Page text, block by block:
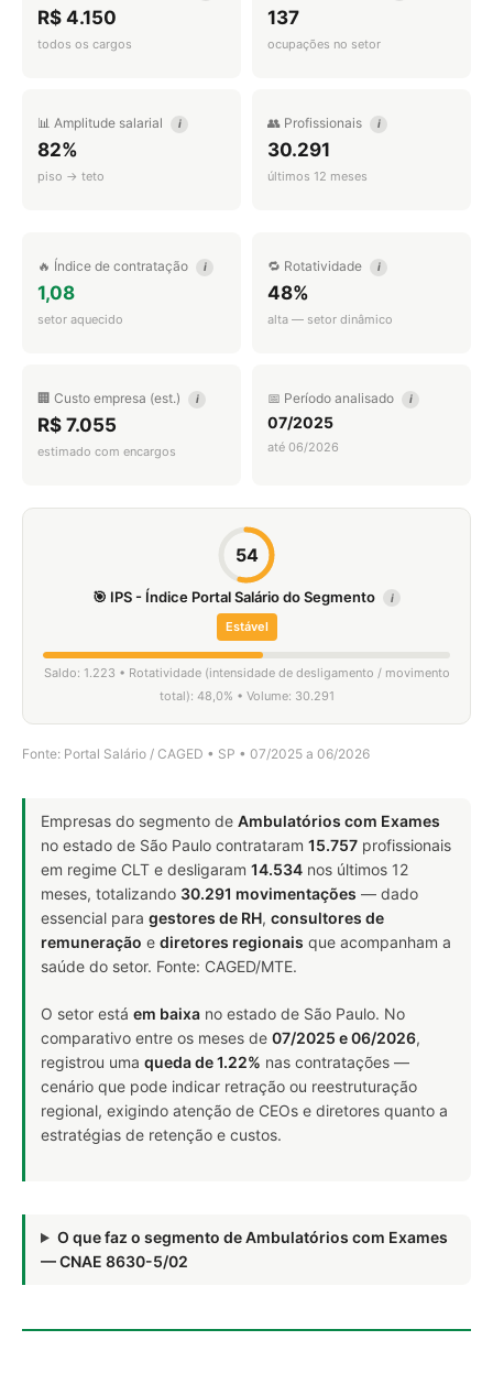
R$ 4.150
todos os cargos
137
ocupações no setor
📊 Amplitude salarial i
82%
piso → teto
👥 Profissionais i
30.291
últimos 12 meses
🔥 Índice de contratação i
1,08
setor aquecido
🔁 Rotatividade i
48%
alta — setor dinâmico
🏢 Custo empresa (est.) i
R$ 7.055
estimado com encargos
📅 Período analisado i
07/2025
até 06/2026
54
🎯 IPS - Índice Portal Salário do Segmento i
Estável
Saldo: 1.223 • Rotatividade (intensidade de desligamento / movimento
total): 48,0% • Volume: 30.291
Fonte: Portal Salário / CAGED • SP • 07/2025 a 06/2026
Empresas do segmento de Ambulatórios com Exames
no estado de São Paulo contrataram 15.757 profissionais
em regime CLT e desligaram 14.534 nos últimos 12
meses, totalizando 30.291 movimentações — dado
essencial para gestores de RH, consultores de
remuneração e diretores regionais que acompanham a
saúde do setor. Fonte: CAGED/MTE.
O setor está em baixa no estado de São Paulo. No
comparativo entre os meses de 07/2025 e 06/2026,
registrou uma queda de 1.22% nas contratações —
cenário que pode indicar retração ou reestruturação
regional, exigindo atenção de CEOs e diretores quanto a
estratégias de retenção e custos.
O que faz o segmento de Ambulatórios com Exames
— CNAE 8630-5/02